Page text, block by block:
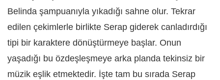
Belinda şampuanıyla yıkadığı sahne olur. Tekrar
edilen çekimlerle birlikte Serap giderek canladırdığı
tipi bir karaktere dönüştürmeye başlar. Onun
yaşadığı bu özdeşleşmeye arka planda tekinsiz bir
müzik eşlik etmektedir. İşte tam bu sırada Serap